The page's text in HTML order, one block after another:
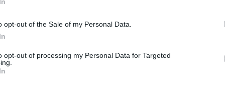
opt-out of the Sale of my Personal Data.
opt-out of processing my Personal Data for Targeted
στη Λέσβο
κίνηση έως το